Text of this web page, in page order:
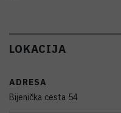
LOKACIJA
ADRESA
Bijenička cesta 54